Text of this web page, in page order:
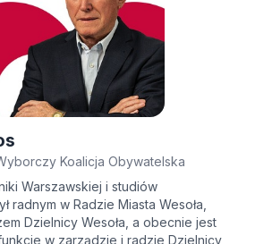
ul. S.
Koalicja Obywatelska
Warszawskiej i studiów
radnym w Radzie Miasta Wesoła,
Dzielnicy Wesoła, a obecnie jest
w zarządzie i radzie Dzielnicy